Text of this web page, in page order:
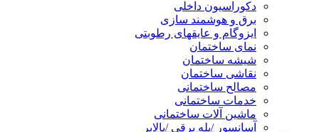
دکوراسیون داخلی
برق و هوشمند سازی
ایزوگام و عایقهای رطوبتی
نمای ساختمان
شیشه ساختمان
نقاشی ساختمان
مصالح ساختمانی
خدمات ساختمانی
ماشین آلات ساختمانی
آسانسور /پله برقی /بالابر